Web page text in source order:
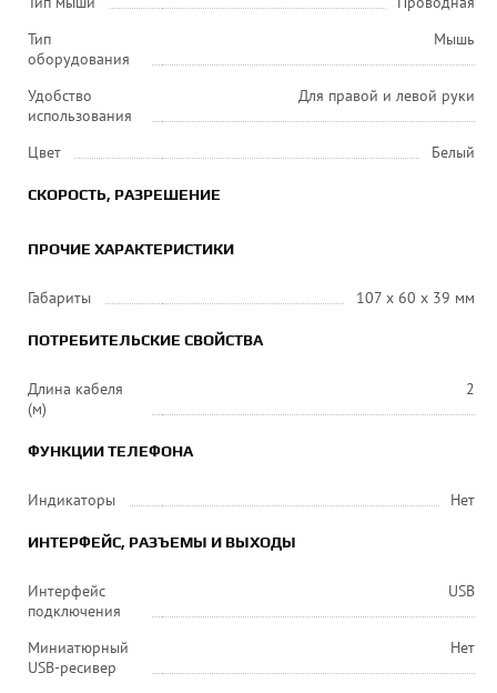
Тип
оборудования
Мышь
Удобство
использования
Для правой и левой руки
Цвет Белый
СКОРОСТЬ, РАЗРЕШЕНИЕ
ПРОЧИЕ ХАРАКТЕРИСТИКИ
Габариты 107 х 60 х 39 мм
ПОТРЕБИТЕЛЬСКИЕ СВОЙСТВА
Длина кабеля
(м)
2
ФУНКЦИИ ТЕЛЕФОНА
Индикаторы Нет
ИНТЕРФЕЙС, РАЗЪЕМЫ И ВЫХОДЫ
Интерфейс
подключения
USB
Миниатюрный
USB-ресивер
Нет